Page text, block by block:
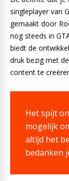
singleplayer van
gemaakt door
nog steeds in
biedt de
druk bezig met
content te
Het spijt
mogelijk
altijd het
bedanken